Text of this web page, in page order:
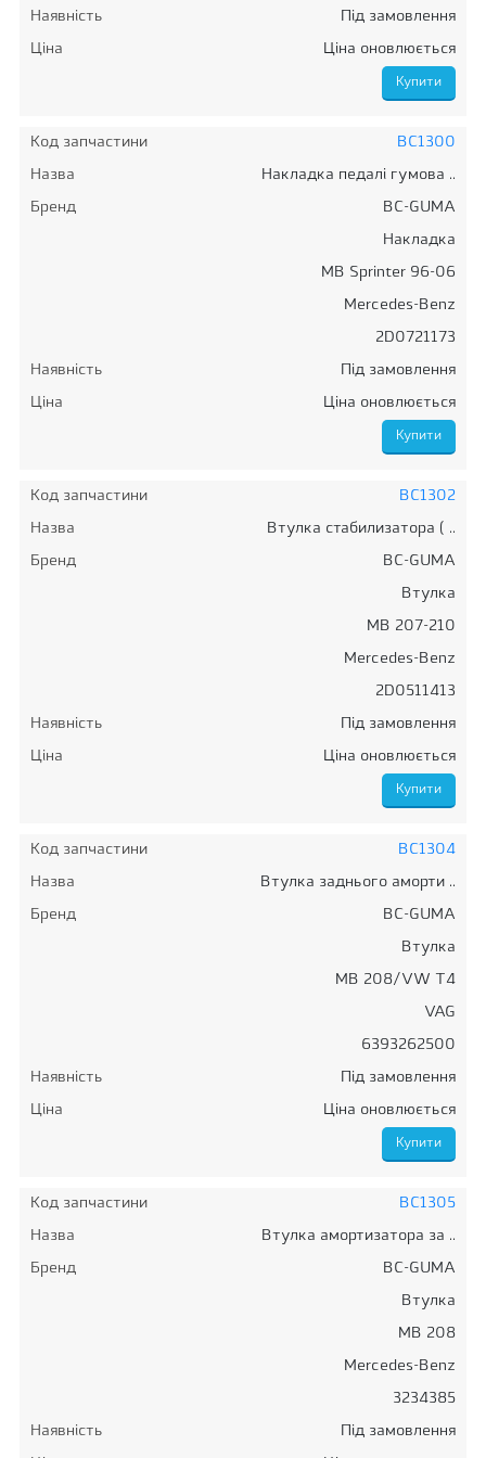
Наявність
Під замовлення
Ціна
Ціна оновлюється
Код запчастини
BC1300
Назва
Накладка педалі гумова ..
Бренд
BC-GUMA
Накладка
MB Sprinter 96-06
Mercedes-Benz
2D0721173
Наявність
Під замовлення
Ціна
Ціна оновлюється
Код запчастини
BC1302
Назва
Втулка стабилизатора ( ..
Бренд
BC-GUMA
Втулка
MB 207-210
Mercedes-Benz
2D0511413
Наявність
Під замовлення
Ціна
Ціна оновлюється
Код запчастини
BC1304
Назва
Втулка заднього аморти ..
Бренд
BC-GUMA
Втулка
MB 208/VW T4
VAG
6393262500
Наявність
Під замовлення
Ціна
Ціна оновлюється
Код запчастини
BC1305
Назва
Втулка амортизатора за ..
Бренд
BC-GUMA
Втулка
MB 208
Mercedes-Benz
3234385
Наявність
Під замовлення